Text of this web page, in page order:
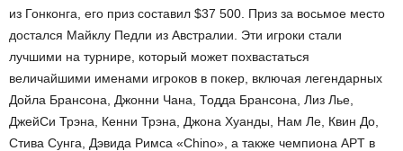
из Гонконга, его приз составил $37 500. Приз за восьмое место
достался Майклу Педли из Австралии. Эти игроки стали
лучшими на турнире, который может похвастаться
величайшими именами игроков в покер, включая легендарных
Дойла Брансона, Джонни Чана, Тодда Брансона, Лиз Лье,
ДжейСи Трэна, Кенни Трэна, Джона Хуанды, Нам Ле, Квин До,
Стива Сунга, Дэвида Римса «Chino», а также чемпиона APT в